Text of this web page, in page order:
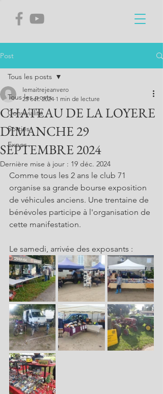
Post
Tous les posts
Convivialité
Sorties
Expos
Tous les posts
CHATEAU DE LA LOYERE
DIMANCHE 29
SEPTEMBRE 2024
lemaitrejeanvero
23 oct. 2024 1 min de lecture
Dernière mise à jour : 19 déc. 2024
Comme tous les 2 ans le club 71
organise sa grande bourse exposition
de véhicules anciens. Une trentaine de
bénévoles participe à l'organisation de
cette manifestation.
Le samedi, arrivée des exposants :